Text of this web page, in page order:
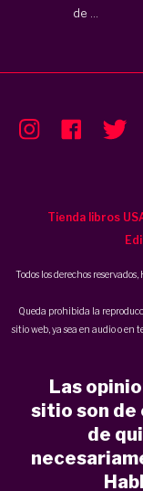
de ...
Tienda libros
Todos los derechos
Queda prohibida la
sitio web, ya sea en audio o en
Las
sitio son de
de